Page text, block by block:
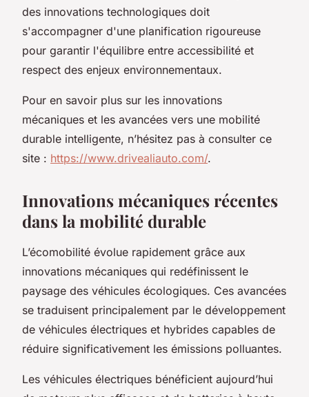
des innovations technologiques doit
s'accompagner d'une planification rigoureuse
pour garantir l'équilibre entre accessibilité et
respect des enjeux environnementaux.
Pour en savoir plus sur les innovations
mécaniques et les avancées vers une mobilité
durable intelligente, n’hésitez pas à consulter ce
site : https://www.drivealiauto.com/.
Innovations mécaniques récentes
dans la mobilité durable
L’écomobilité évolue rapidement grâce aux
innovations mécaniques qui redéfinissent le
paysage des véhicules écologiques. Ces avancées
se traduisent principalement par le développement
de véhicules électriques et hybrides capables de
réduire significativement les émissions polluantes.
Les véhicules électriques bénéficient aujourd’hui